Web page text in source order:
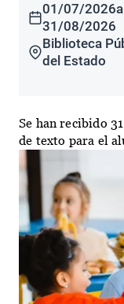
01/07/2026al
31/08/2026
Biblioteca
del Estado
Se han recibido
de texto para el